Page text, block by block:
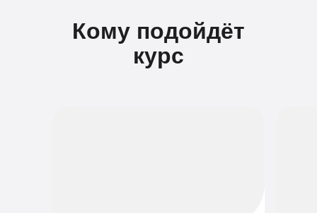
Кому подойдёт
курс